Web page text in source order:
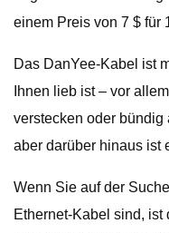
einem Preis von 7 $ für
Das DanYee-Kabel ist
Ihnen lieb ist – vor
verstecken oder bündig
aber darüber hinaus ist
Wenn Sie auf der
Ethernet-Kabel sind,